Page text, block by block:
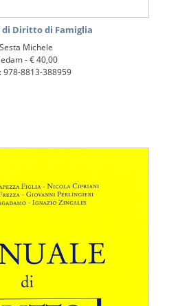
Diritto di Famiglia
Sesta Michele
-€ 40,00
978-8813-388959